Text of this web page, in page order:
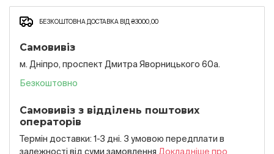
БЕЗКОШТОВНА ДОСТАВКА ВІД ₴3000,00
Самовивіз
м. Дніпро, проспект Дмитра Яворницького 60а.
Безкоштовно
Самовивіз з відділень поштових
операторів
Термін доставки: 1-3 дні. З умовою передплати в
залежностi вiд суми замовлення Докладнiше про